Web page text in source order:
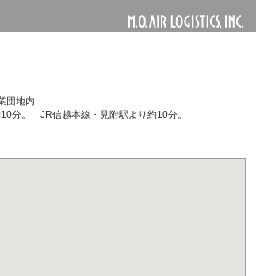
団地内
分。 JR信越本線・見附駅より約10分。